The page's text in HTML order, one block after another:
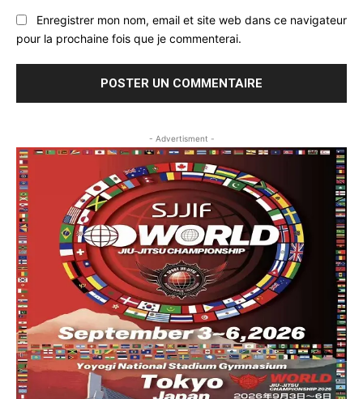
Enregistrer mon nom, email et site web dans ce navigateur
pour la prochaine fois que je commenterai.
- Advertisment -